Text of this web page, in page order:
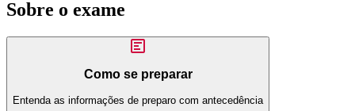
Sobre o exame
Como se preparar
Entenda as informações de preparo com antecedência